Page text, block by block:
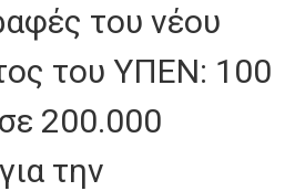
του νέου
του ΥΠΕΝ: 100
200.000
την